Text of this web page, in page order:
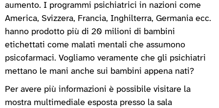
aumento. I programmi psichiatrici in nazioni come
America, Svizzera, Francia, Inghilterra, Germania ecc.
hanno prodotto più di 20 milioni di bambini
etichettati come malati mentali che assumono
psicofarmaci. Vogliamo veramente che gli psichiatri
mettano le mani anche sui bambini appena nati?
Per avere più informazioni è possibile visitare la
mostra multimediale esposta presso la sala